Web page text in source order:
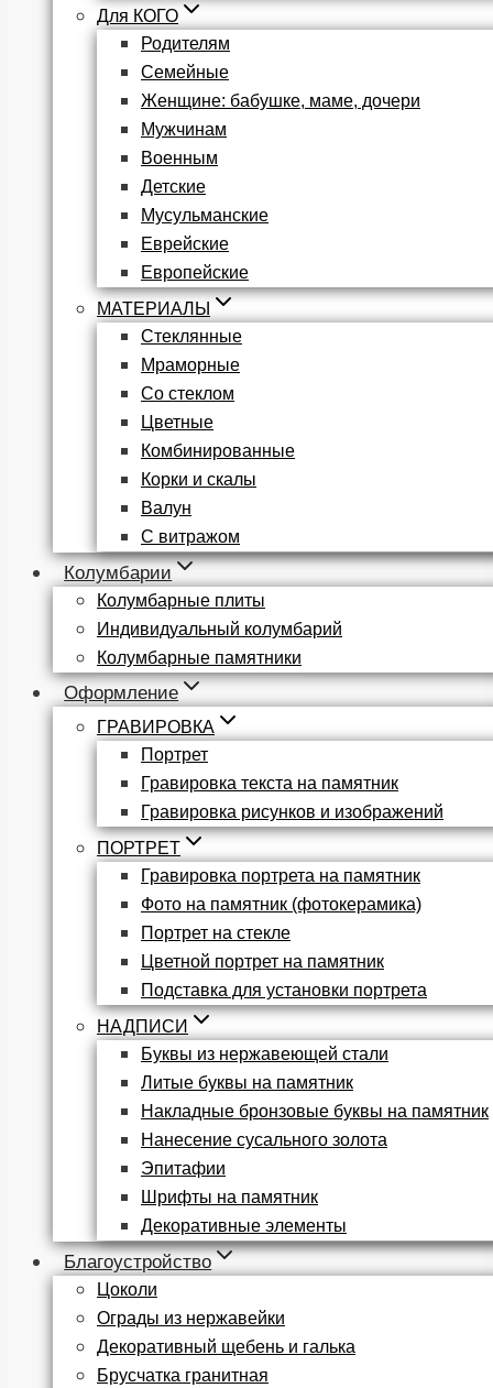
Для КОГО
Родителям
Семейные
Женщине: бабушке, маме, дочери
Мужчинам
Военным
Детские
Мусульманские
Еврейские
Европейские
МАТЕРИАЛЫ
Стеклянные
Мраморные
Со стеклом
Цветные
Комбинированные
Корки и скалы
Валун
С витражом
Колумбарии
Колумбарные плиты
Индивидуальный колумбарий
Колумбарные памятники
Оформление
ГРАВИРОВКА
Портрет
Гравировка текста на памятник
Гравировка рисунков и изображений
ПОРТРЕТ
Гравировка портрета на памятник
Фото на памятник (фотокерамика)
Портрет на стекле
Цветной портрет на памятник
Подставка для установки портрета
НАДПИСИ
Буквы из нержавеющей стали
Литые буквы на памятник
Накладные бронзовые буквы на памятник
Нанесение сусального золота
Эпитафии
Шрифты на памятник
Декоративные элементы
Благоустройство
Цоколи
Ограды из нержавейки
Декоративный щебень и галька
Брусчатка гранитная